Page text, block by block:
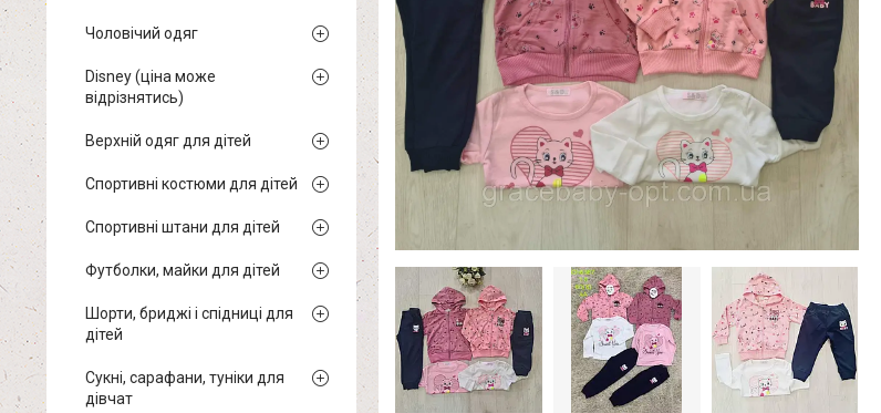
Чоловічий одяг
Disney (ціна може
відрізнятись)
Верхній одяг для дітей
Спортивні костюми для дітей
Спортивні штани для дітей
Футболки, майки для дітей
Шорти, бриджі і спідниці для
дітей
Сукні, сарафани, туніки для
дівчат